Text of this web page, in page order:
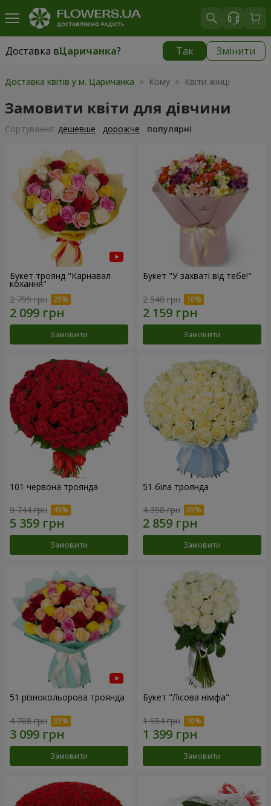
Доставка вЦаричанка? Так Змінити
Доставка вЦаричанка|
Доставка квітів у м. Царичанка > Кому > Квіти жінці
Замовити квіти для дівчини
Сортування: дешевше дорожче популярні
Букет троянд "Карнавал
кохання"
2 799 грн
Замовити
Букет "У захваті від тебе!"
2 540 грн
Замовити
101 червона троянда
9 744 грн
Замовити
51 біла троянда
4 398 грн
Замовити
51 різнокольорова троянда
4 768 грн
Замовити
Букет "Лісова німфа"
1 554 грн
Замовити